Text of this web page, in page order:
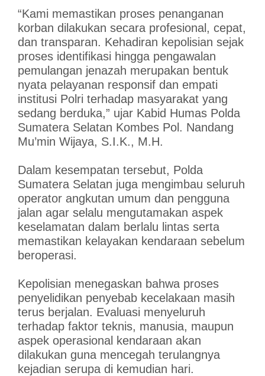
“Kami memastikan proses penanganan
korban dilakukan secara profesional, cepat,
dan transparan. Kehadiran kepolisian sejak
proses identifikasi hingga pengawalan
pemulangan jenazah merupakan bentuk
nyata pelayanan responsif dan empati
institusi Polri terhadap masyarakat yang
sedang berduka,” ujar Kabid Humas Polda
Sumatera Selatan Kombes Pol. Nandang
Mu’min Wijaya, S.I.K., M.H.
Dalam kesempatan tersebut, Polda
Sumatera Selatan juga mengimbau seluruh
operator angkutan umum dan pengguna
jalan agar selalu mengutamakan aspek
keselamatan dalam berlalu lintas serta
memastikan kelayakan kendaraan sebelum
beroperasi.
Kepolisian menegaskan bahwa proses
penyelidikan penyebab kecelakaan masih
terus berjalan. Evaluasi menyeluruh
terhadap faktor teknis, manusia, maupun
aspek operasional kendaraan akan
dilakukan guna mencegah terulangnya
kejadian serupa di kemudian hari.